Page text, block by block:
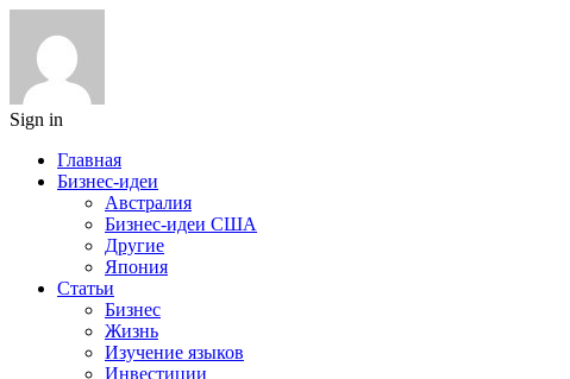
Sign in
Главная
Бизнес-идеи
Австралия
Бизнес-идеи США
Другие
Япония
Статьи
Бизнес
Жизнь
Изучение языков
Инвестиции